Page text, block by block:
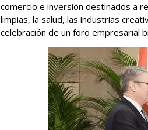
comercio e inversión destinados a
limpias, la salud, las industrias
celebración de un foro empresarial